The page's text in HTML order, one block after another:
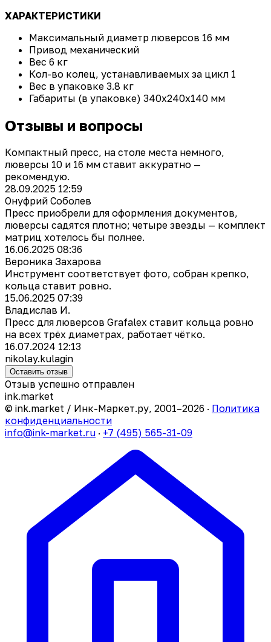
ХАРАКТЕРИСТИКИ
Максимальный диаметр люверсов 16 мм
Привод механический
Вес 6 кг
Кол-во колец, устанавливаемых за цикл 1
Вес в упаковке 3.8 кг
Габариты (в упаковке) 340x240x140 мм
Отзывы и вопросы
Компактный пресс, на столе места немного,
люверсы 10 и 16 мм ставит аккуратно —
рекомендую.
28.09.2025 12:59
Онуфрий Соболев
Пресс приобрели для оформления документов,
люверсы садятся плотно; четыре звезды — комплект
матриц хотелось бы полнее.
16.06.2025 08:36
Вероника Захарова
Инструмент соответствует фото, собран крепко,
кольца ставит ровно.
15.06.2025 07:39
Владислав И.
Пресс для люверсов Grafalex ставит кольца ровно
на всех трёх диаметрах, работает чётко.
16.07.2024 12:13
nikolay.kulagin
Оставить отзыв
Отзыв успешно отправлен
ink.market
© ink.market / Инк-Маркет.ру, 2001–2026 · Политика
конфиденциальности
info@ink-market.ru · +7 (495) 565-31-09